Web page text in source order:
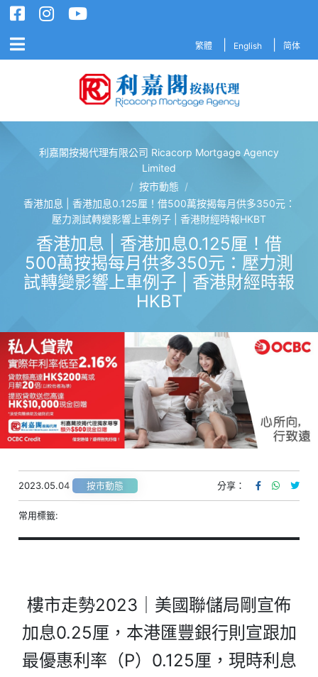
繁體 English 简体
利嘉閣按揭代理有限公司 Ricacorp Mortgage Agency
Limited 利嘉閣按揭代理有限公司
/ 按市動態 /
香港加息 | 香港加息0.125厘！借500萬按揭每月供多350元：
壓力測試轉變影響上車例子 | 香港財經時報HKBT
香港加息 | 香港加息0.125厘！借
500萬按揭每月供多350元：壓力測
試轉變影響上車例子 | 香港財經時報
HKBT
2023.05.04 按市動態 分享：
常用標籤:
樓市走勢2023｜美國聯儲局剛宣佈
加息0.25厘，本港匯豐銀行則宣跟加
最優惠利率（P）0.125厘，現時利息